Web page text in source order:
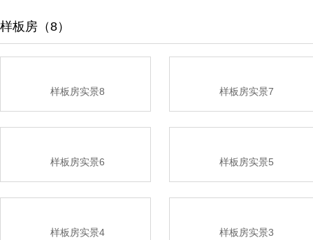
样板房（8）
样板房实景8 样板房实景7
样板房实景6 样板房实景5
样板房实景4 样板房实景3